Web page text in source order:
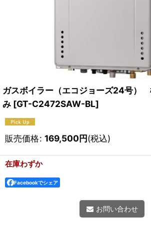
ガスボイラー（エコジョーズ24号）
み [GT-C2472SAW-BL]
販売価格: 169,500円(税込)
在庫わずか
Facebookでシェア
お問い合わせ